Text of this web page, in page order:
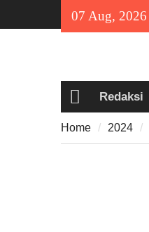
07 Aug, 2026
HomeRedaksi
Home 2024